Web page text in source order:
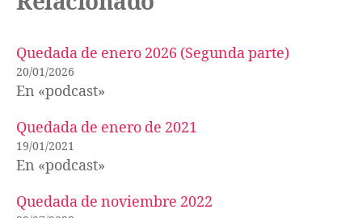
Quedada de enero 2026 (Segunda parte)
20/01/2026
En «podcast»
Quedada de enero de 2021
19/01/2021
En «podcast»
Quedada de noviembre 2022